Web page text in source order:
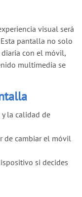
visual será
pantalla no solo
con el móvil,
multimedia se
la calidad de
de cambiar el móvil
si decides